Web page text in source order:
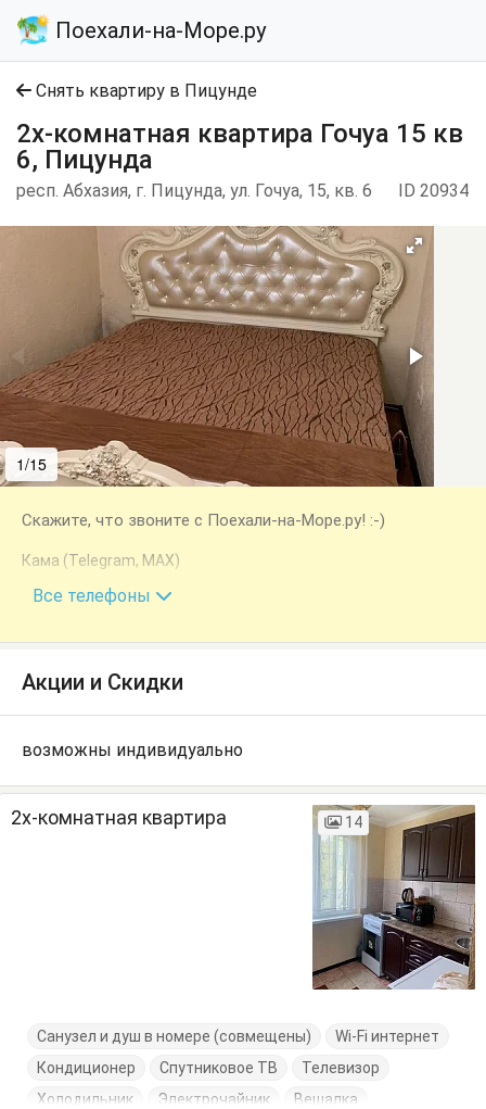
Поехали-на-Море.ру
Снять квартиру в Пицунде
2х-комнатная квартира Гочуа 15 кв
6, Пицунда
респ. Абхазия, г. Пицунда, ул. Гочуа, 15, кв. 6 ID 20934
1/15
Скажите, что звоните с Поехали-на-Море.ру! :-)
Кама (Telegram, MAX)
+7 (940) 994-24-87
Все телефоны
Акции и Скидки
возможны индивидуально
2х-комнатная квартира 14
Санузел и душ в номере (совмещены)
Wi-Fi интернет
Кондиционер
Спутниковое ТВ
Телевизор
Холодильник
Электрочайник
Вешалка